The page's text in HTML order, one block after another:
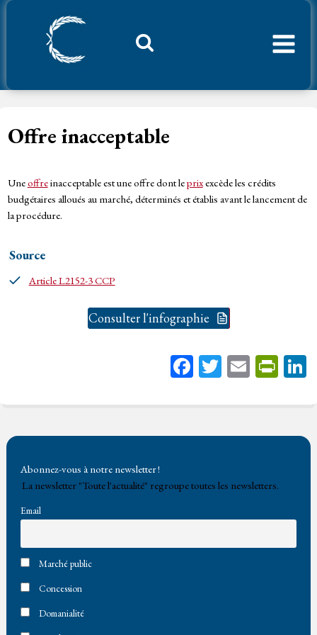
Aller
Offre inacceptable
Uneoffreinacceptable est une offre dont leprixexcède les crédits
budgétaires alloués au marché, déterminés et établis avant le lancement de
la procédure.
Source
Article L2152-3 CCP
Consulter l'infographie
Fa
bo
ok
T
tt
er
E
ail
Pr
tF
rie
Abonnez-vous à notre newsletter !
La newsletter "Toute l'actualité" regroupe toutes les newsletters.
Email
Marché public
Concession
Domanialité